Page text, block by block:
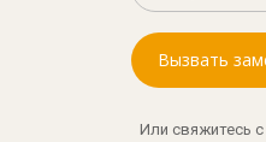
Вызвать
Или свяжитесь